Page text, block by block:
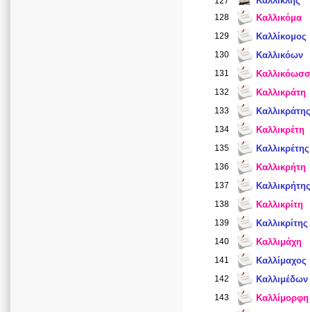
128 Καλλικόμα
129 Καλλίκομος
130 Καλλικόων
131
132 Καλλικράτη
133 Καλλικράτης
134 Καλλικρέτη
135 Καλλικρέτης
136 Καλλικρήτη
137 Καλλικρήτης
138 Καλλικρίτη
139 Καλλικρίτης
140 Καλλιμάχη
141 Καλλίμαχος
142 Καλλιμέδων
143 Καλλίμορφη